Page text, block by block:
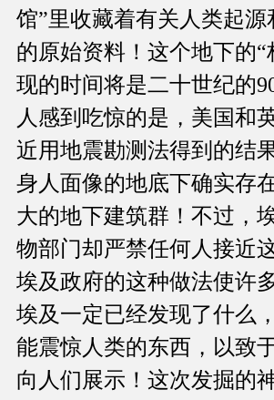
馆”里收藏着有关人类起源
的原始资料！这个地下的“
现的时间将是二十世纪的
人感到吃惊的是，美国和
近用地震勘测法得到的结
身人面像的地底下确实存
大的地下建筑群！不过，
物部门却严禁任何人接近这
埃及政府的这种做法使许
埃及一定已经发现了什么
能震惊人类的东西，以致
向人们展示！这次发掘的